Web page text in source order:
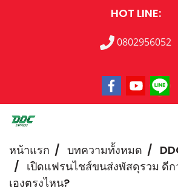
HOT LINE:
0802956052
หน้าแรก บทความทั้งหมด
เปิดแฟรนไชส์ขนส่งพัสดุรวม ดี
เองตรงไหน?